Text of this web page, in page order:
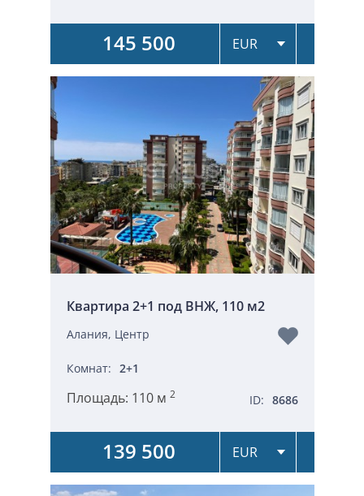
145 500
Квартира 2+1 под ВНЖ, 110 м2
Алания, Центр
Комнат: 2+1
Площадь: 110 м 2 ID: 8686
139 500